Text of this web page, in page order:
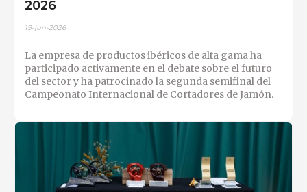
2026
19-jun-2026
La empresa de productos ibéricos de alta gama ha
participado activamente en el debate sobre el futuro
del sector y ha patrocinado la segunda semifinal del
Campeonato Internacional de Cortadores de Jamón.